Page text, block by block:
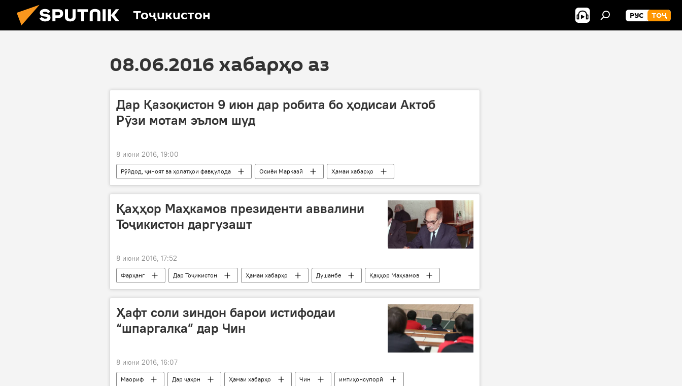
Тоҷикистон РУС ТОҶ
08.06.2016 хабарҳо аз
Дар Қазоқистон 9 июн дар робита бо ҳодисаи Актоб
Рӯзи мотам эълом шуд
8 июни 2016, 19:00
Рӯйдод, ҷиноят ва ҳолатҳои фавқулода Осиёи Марказӣ
Ҳамаи хабарҳо
Қазоқистон
Нурсултон Назарбоев эъломи рӯзи мотам
Қаҳҳор Маҳкамов президенти аввалини
Тоҷикистон даргузашт
8 июни 2016, 17:52
Фарҳанг Дар Тоҷикистон Ҳамаи хабарҳо Душанбе
Қаҳҳор Маҳкамов
даргузашт
Ҳафт соли зиндон барои истифодаи
“шпаргалка” дар Чин
8 июни 2016, 16:07
Маориф Дар ҷаҳон Ҳамаи хабарҳо Чин
имтиҳонсупорӣ